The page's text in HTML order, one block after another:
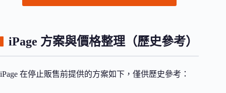
iPage 方案與價格整理（歷史參考）
iPage 在停止販售前提供的方案如下，僅供歷史參考：